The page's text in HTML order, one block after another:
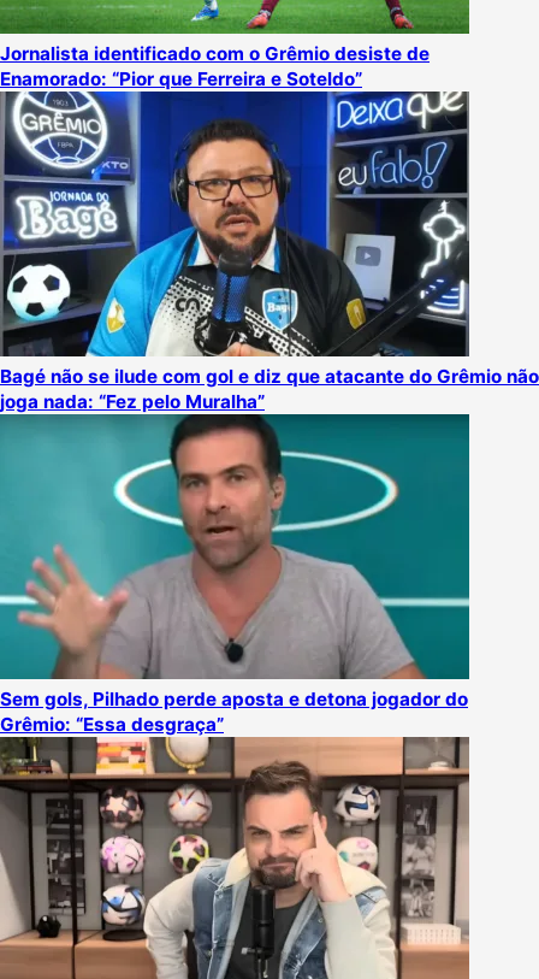
Jornalista identificado com o Grêmio desiste de
Enamorado: “Pior que Ferreira e Soteldo”
Bagé não se ilude com gol e diz que atacante do Grêmio não
joga nada: “Fez pelo Muralha”
Sem gols, Pilhado perde aposta e detona jogador do
Grêmio: “Essa desgraça”